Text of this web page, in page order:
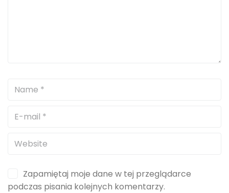
Zapamiętaj moje dane w tej przeglądarce
podczas pisania kolejnych komentarzy.